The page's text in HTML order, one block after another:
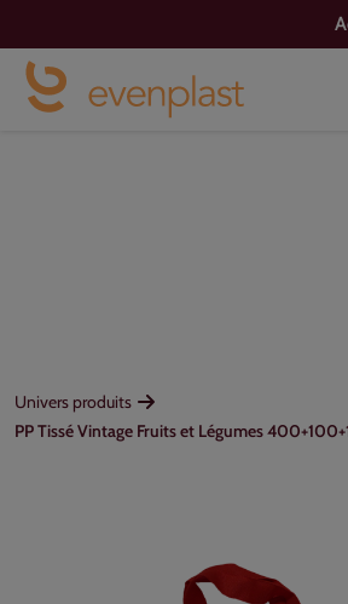
Univers produits
PP Tissé Vintage Fruits et Légumes